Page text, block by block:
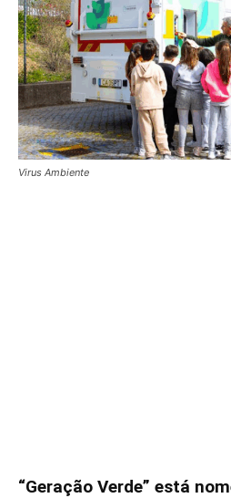
Virus Ambiente
“Geração Verde” está